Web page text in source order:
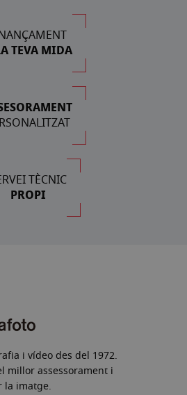
TEVA MIDA
TÈCNIC
PROPI
i vídeo des del 1972.
millor assessorament i
la imatge.